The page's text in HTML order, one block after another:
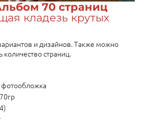
70 страниц
кладезь крутых
и дизайнов. Также можно
количество страниц.
фотообложка